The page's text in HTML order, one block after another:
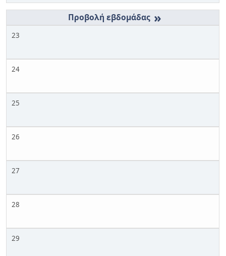
»
23
24
25
26
27
28
29